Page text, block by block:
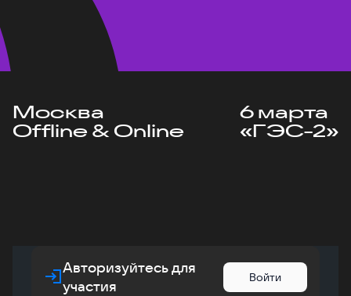
Москва
Offline & Online
6 марта
«ГЭС-2»
Авторизуйтесь для
участия
Войти